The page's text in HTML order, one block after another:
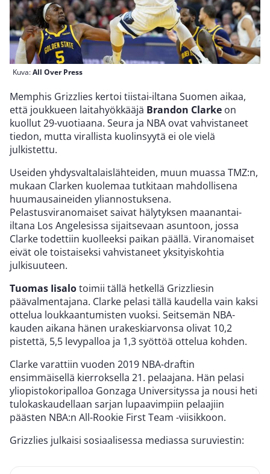
Kuva:All Over Press
Memphis Grizzlies kertoi tiistai-iltana Suomen aikaa,
että joukkueen laitahyökkääjä Brandon Clarke on
kuollut 29-vuotiaana. Seura ja NBA ovat vahvistaneet
tiedon, mutta virallista kuolinsyytä ei ole vielä
julkistettu.
Useiden yhdysvaltalaislähteiden, muun muassa TMZ:n,
mukaan Clarken kuolemaa tutkitaan mahdollisena
huumausaineiden yliannostuksena.
Pelastusviranomaiset saivat hälytyksen maanantai-
iltana Los Angelesissa sijaitsevaan asuntoon, jossa
Clarke todettiin kuolleeksi paikan päällä. Viranomaiset
eivät ole toistaiseksi vahvistaneet yksityiskohtia
julkisuuteen.
Tuomas Iisalotoimii tällä hetkellä Grizzliesin
päävalmentajana. Clarke pelasi tällä kaudella vain kaksi
ottelua loukkaantumisten vuoksi. Seitsemän NBA-
kauden aikana hänen urakeskiarvonsa olivat 10,2
pistettä, 5,5 levypalloa ja 1,3 syöttöä ottelua kohden.
Clarke varattiin vuoden 2019 NBA-draftin
ensimmäisellä kierroksella 21. pelaajana. Hän pelasi
yliopistokoripalloa Gonzaga Universityssa ja nousi heti
tulokaskaudellaan sarjan lupaavimpiin pelaajiin
päästen NBA:n All-Rookie First Team -viisikkoon.
Grizzlies julkaisi sosiaalisessa mediassa suruviestin: